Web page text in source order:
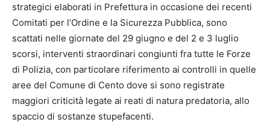
strategici elaborati in Prefettura in occasione dei recenti
Comitati per l’Ordine e la Sicurezza Pubblica, sono
scattati nelle giornate del 29 giugno e del 2 e 3 luglio
scorsi, interventi straordinari congiunti fra tutte le Forze
di Polizia, con particolare riferimento ai controlli in quelle
aree del Comune di Cento dove si sono registrate
maggiori criticità legate ai reati di natura predatoria, allo
spaccio di sostanze stupefacenti.